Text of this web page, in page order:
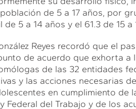
de 5 a 17 años, por
5 a 14 años y el 61.3 de 15 a
Reyes recordó que el
de acuerdo que exhorta a
de las 32 entidades
y las acciones necesarias
en cumplimiento
Federal del Trabajo y de los